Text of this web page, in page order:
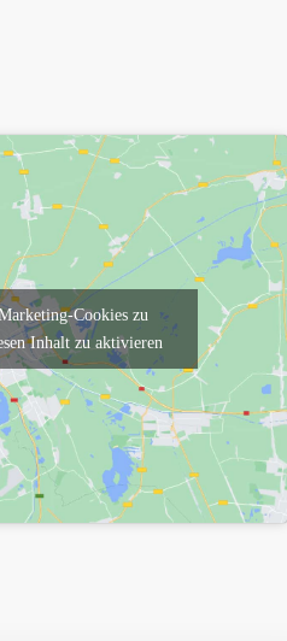
Cookies zu
Inhalt zu aktivieren